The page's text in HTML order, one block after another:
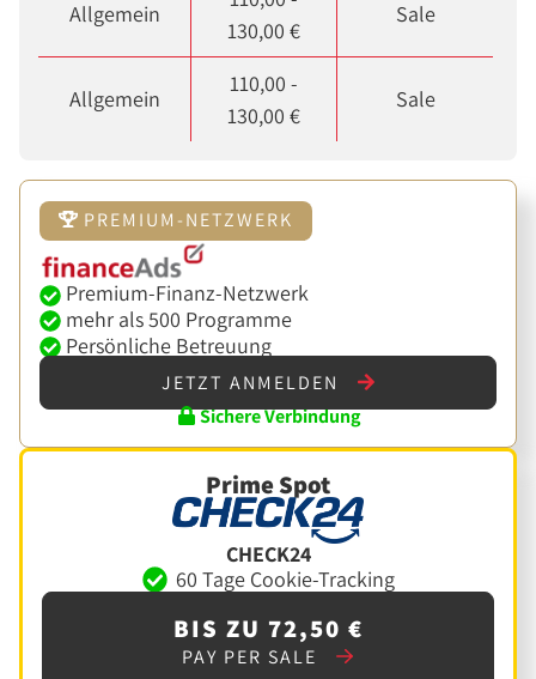
Allgemein
130,00 €
Sale
Allgemein
110,00 -
130,00 €
Sale
PREMIUM-NETZWERK
Premium-Finanz-Netzwerk
mehr als 500 Programme
Persönliche Betreuung
JETZT ANMELDEN
Sichere Verbindung
Prime Spot
CHECK24
60 Tage Cookie-Tracking
BIS ZU 72,50 €
PAY PER SALE